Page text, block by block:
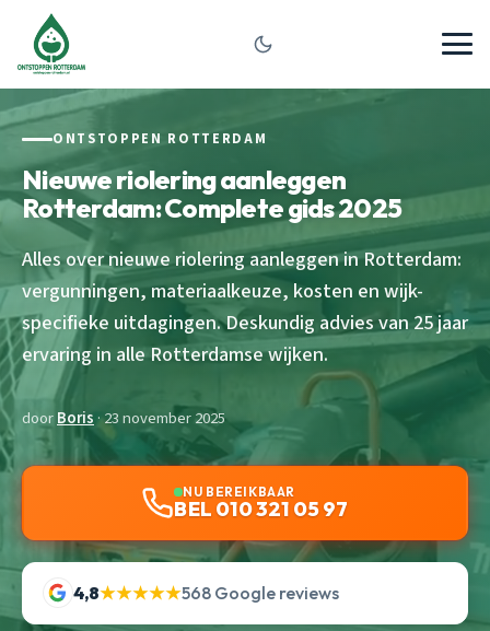
ONTSTOPPEN ROTTERDAM
Nieuwe riolering aanleggen
Rotterdam: Complete gids 2025
Alles over nieuwe riolering aanleggen in Rotterdam:
vergunningen, materiaalkeuze, kosten en wijk-
specifieke uitdagingen. Deskundig advies van 25 jaar
ervaring in alle Rotterdamse wijken.
doorBoris · 23 november 2025
NU BEREIKBAAR
BEL 010 321 05 97
4,8★★★★★568 Google reviews